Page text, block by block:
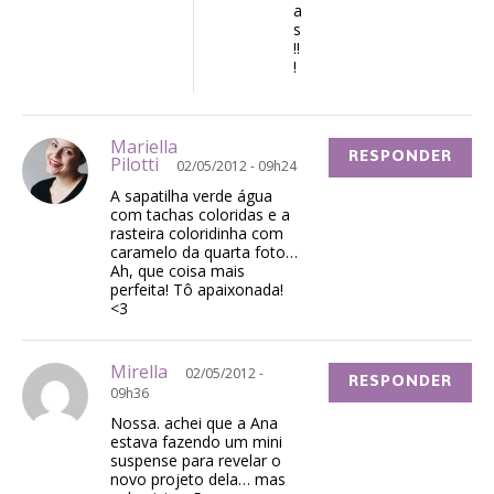
a
s
!!
!
Mariella
Pilotti 02/05/2012 - 09h24
A sapatilha verde água
com tachas coloridas e a
rasteira coloridinha com
caramelo da quarta foto…
Ah, que coisa mais
perfeita! Tô apaixonada!
<3
RESPONDER
Mirella
02/05/2012 -
09h36
Nossa. achei que a Ana
estava fazendo um mini
suspense para revelar o
novo projeto dela… mas
RESPONDER